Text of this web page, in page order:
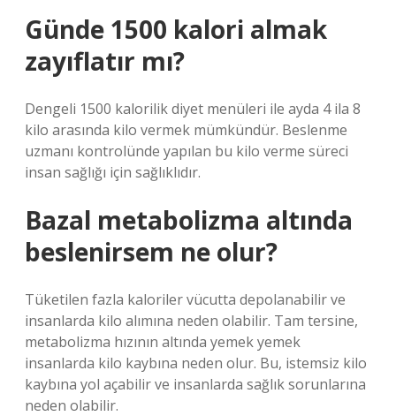
Günde 1500 kalori almak
zayıflatır mı?
Dengeli 1500 kalorilik diyet menüleri ile ayda 4 ila 8
kilo arasında kilo vermek mümkündür. Beslenme
uzmanı kontrolünde yapılan bu kilo verme süreci
insan sağlığı için sağlıklıdır.
Bazal metabolizma altında
beslenirsem ne olur?
Tüketilen fazla kaloriler vücutta depolanabilir ve
insanlarda kilo alımına neden olabilir. Tam tersine,
metabolizma hızının altında yemek yemek
insanlarda kilo kaybına neden olur. Bu, istemsiz kilo
kaybına yol açabilir ve insanlarda sağlık sorunlarına
neden olabilir.